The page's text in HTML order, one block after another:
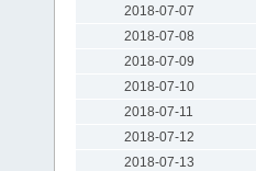
2018-07-07
2018-07-08
2018-07-09
2018-07-10
2018-07-11
2018-07-12
2018-07-13